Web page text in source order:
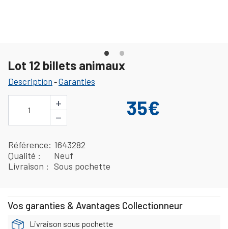
Lot 12 billets animaux
Description -Garanties
1
+
−
35€
Référence 1643282
Qualité
Neuf
Livraison
Sous pochette
Vos garanties & Avantages Collectionneur
Livraison sous pochette